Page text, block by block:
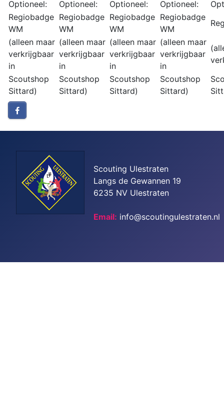
Optioneel:
Optioneel: Optioneel: Optioneel:
Regiobadge
WM
Regiobadge
WM
Regiobadge
WM
Regiobadge
WM
(alleen maar
verkrijgbaar
in
(alleen maar
verkrijgbaar
in
(alleen maar
verkrijgbaar
in
(alleen maar
verkrijgbaar
in
Scoutshop
Sittard)
Scoutshop
Sittard)
Scoutshop
Sittard)
Scoutshop
Sittard)
Scouting Ulestraten
Langs de Gewannen 19
6235 NV Ulestraten
Email: info@scoutingulestraten.nl